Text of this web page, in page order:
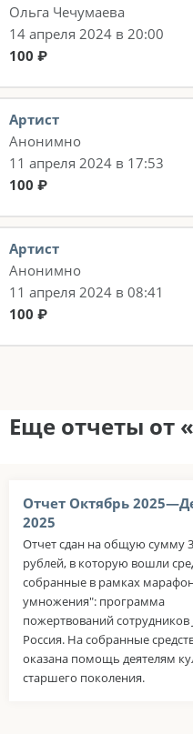
Ольга Чечумаева
14 апреля 2024 в 20:00
100 ₽
Артист
Анонимно
11 апреля 2024 в 17:53
100 ₽
Артист
Анонимно
11 апреля 2024 в 08:41
100 ₽
Еще отчеты от
Отчет Октябрь
2025
Отчет сдан на общую сумму
рублей, в которую вошли
собранные в рамках
умножения": программа
пожертвований сотрудников
Россия. На собранные
оказана помощь деятелям
старшего поколения.